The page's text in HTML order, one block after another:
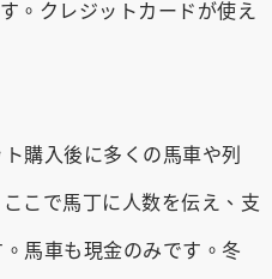
。クレジットカードが使え
購入後に多くの馬車や列
こで馬丁に人数を伝え、支
馬車も現金のみです。冬